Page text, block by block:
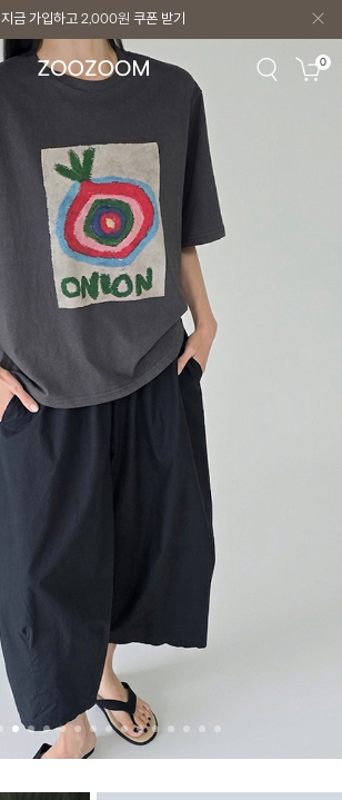
지금 가입하고 2,000원 쿠폰 받기
지금 가입하고 2,000원 쿠폰 받기 0